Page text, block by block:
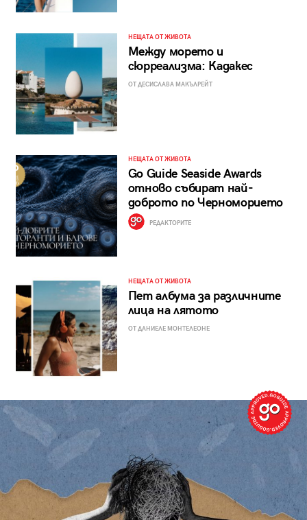
НЕЩАТА ОТ ЖИВОТА
Между морето и
сюрреализма: Кадакес
ОТ ДЕСИСЛАВА МАКЪЛРЕЙТ
НЕЩАТА ОТ ЖИВОТА
Go Guide Seaside Awards
отново събират най-
доброто по Черноморието
РЕДАКТОРИТЕ
НЕЩАТА ОТ ЖИВОТА
Пет албума за различните
лица на лятото
ОТ ДАНИЕЛЕ МОНТЕЛЕОНЕ